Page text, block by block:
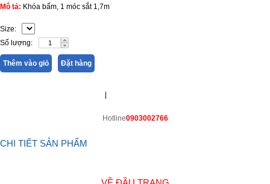
Mô tả: Khóa bấm, 1 móc sắt 1,7m
Size:
Số lượng:
Thêm vào giỏ Đặt hàng
Hotline0903002766
CHI TIẾT SẢN PHẨM